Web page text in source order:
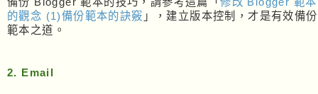
的觀念 (1)備份範本的訣竅 」，建立版本控制，才是有效備份
範本之道。
2. Email